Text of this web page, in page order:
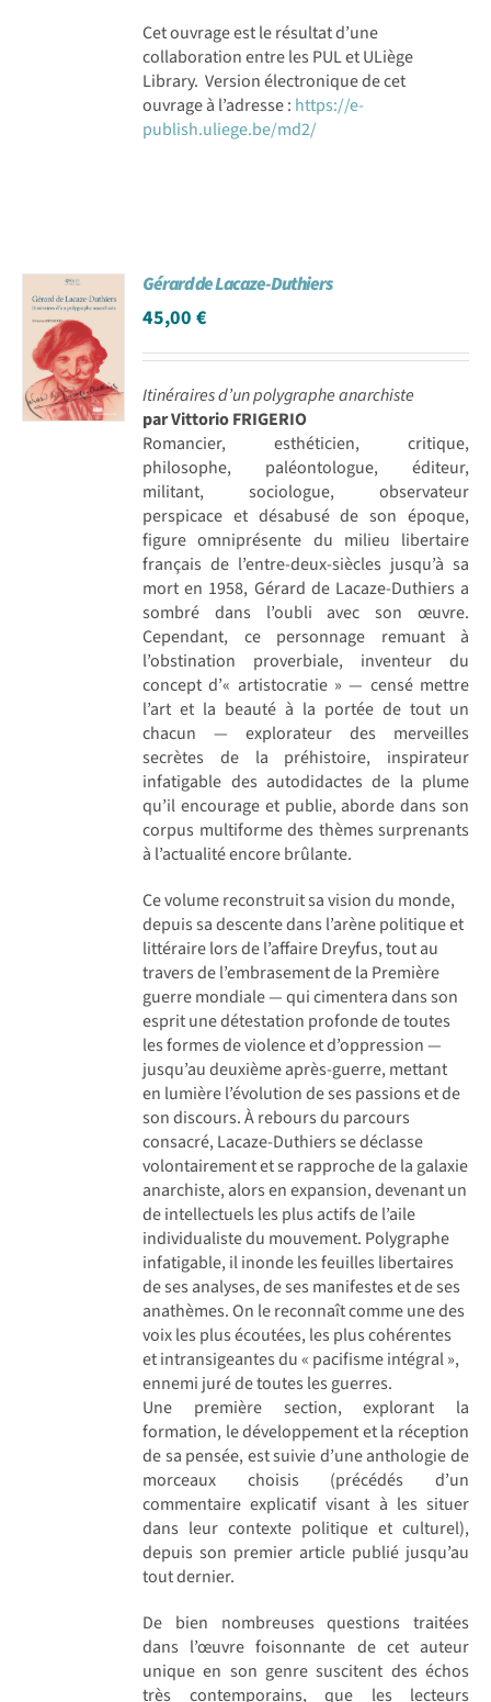
Cet ouvrage est le résultat d’une
collaboration entre les PUL et ULiège
Library. Version électronique de cet
ouvrage à l’adresse : https://e-
publish.uliege.be/md2/
Gérard de Lacaze-Duthiers
45,00€
Itinéraires d’un polygraphe anarchiste
par Vittorio FRIGERIO
Romancier, esthéticien, critique,
philosophe, paléontologue, éditeur,
militant, sociologue, observateur
perspicace et désabusé de son époque,
figure omniprésente du milieu libertaire
français de l’entre-deux-siècles jusqu’à sa
mort en 1958, Gérard de Lacaze-Duthiers a
sombré dans l’oubli avec son œuvre.
Cependant, ce personnage remuant à
l’obstination proverbiale, inventeur du
concept d’« artistocratie » — censé mettre
l’art et la beauté à la portée de tout un
chacun — explorateur des merveilles
secrètes de la préhistoire, inspirateur
infatigable des autodidactes de la plume
qu’il encourage et publie, aborde dans son
corpus multiforme des thèmes surprenants
à l’actualité encore brûlante.
Ce volume reconstruit sa vision du monde,
depuis sa descente dans l’arène politique et
littéraire lors de l’affaire Dreyfus, tout au
travers de l’embrasement de la Première
guerre mondiale — qui cimentera dans son
esprit une détestation profonde de toutes
les formes de violence et d’oppression —
jusqu’au deuxième après-guerre, mettant
en lumière l’évolution de ses passions et de
son discours. À rebours du parcours
consacré, Lacaze-Duthiers se déclasse
volontairement et se rapproche de la galaxie
anarchiste, alors en expansion, devenant un
de intellectuels les plus actifs de l’aile
individualiste du mouvement. Polygraphe
infatigable, il inonde les feuilles libertaires
de ses analyses, de ses manifestes et de ses
anathèmes. On le reconnaît comme une des
voix les plus écoutées, les plus cohérentes
et intransigeantes du « pacifisme intégral »,
ennemi juré de toutes les guerres.
Une première section, explorant la
formation, le développement et la réception
de sa pensée, est suivie d’une anthologie de
morceaux choisis (précédés d’un
commentaire explicatif visant à les situer
dans leur contexte politique et culturel),
depuis son premier article publié jusqu’au
tout dernier.
De bien nombreuses questions traitées
dans l’œuvre foisonnante de cet auteur
unique en son genre suscitent des échos
très contemporains, que les lecteurs